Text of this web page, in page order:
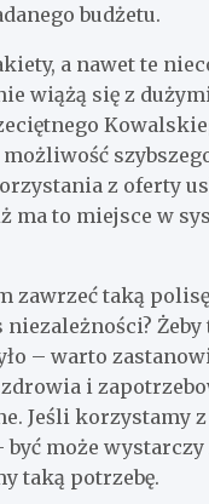
budżetu.
a nawet te
wiążą się z
z oferty
ma to miejsce w
zawrzeć taką
Żeby
– warto
i
Jeśli korzystamy
może wystarczy
taką potrzebę.